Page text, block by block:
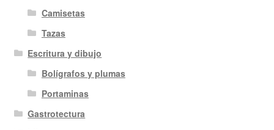
Camisetas
Tazas
Escritura y dibujo
Bolígrafos y plumas
Portaminas
Gastrotectura